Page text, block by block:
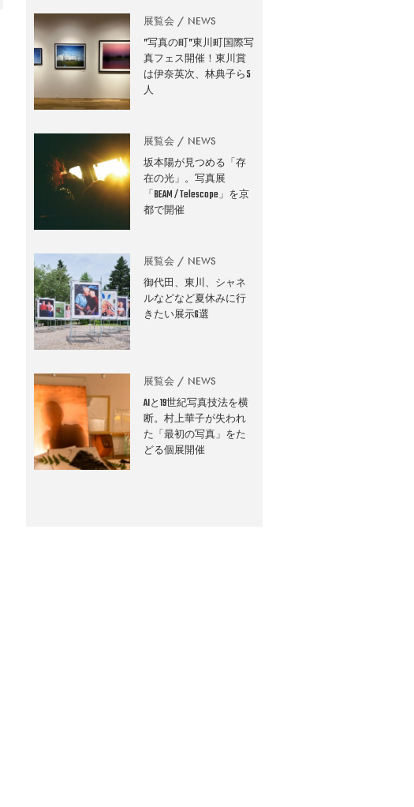
展覧会 NEWS
”写真の町”東川町国際写
真フェス開催！東川賞
は伊奈英次、林典子ら5
人
展覧会 NEWS
坂本陽が見つめる「存
在の光」。写真展
「BEAM / Telescope」を京
都で開催
展覧会 NEWS
御代田、東川、シャネ
ルなどなど夏休みに行
きたい展示6選
展覧会 NEWS
AIと19世紀写真技法を横
断。村上華子が失われ
た「最初の写真」をた
どる個展開催